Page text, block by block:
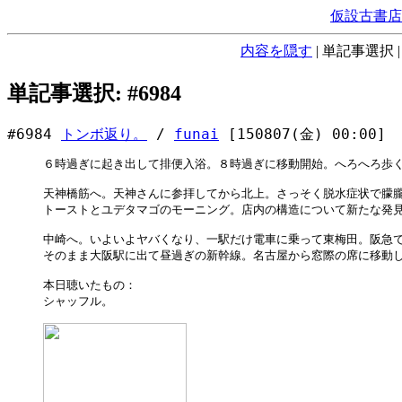
仮設古書店
内容を隠す | 単記事選択
単記事選択: #6984
#6984 トンボ返り。 / funai [150807(金) 00:00]
６時過ぎに起き出して排便入浴。８時過ぎに移動開始。へろへろ歩
天神橋筋へ。天神さんに参拝してから北上。さっそく脱水症状で朦
トーストとユデタマゴのモーニング。店内の構造について新たな発
中崎へ。いよいよヤバくなり、一駅だけ電車に乗って東梅田。阪急
そのまま大阪駅に出て昼過ぎの新幹線。名古屋から窓際の席に移動
本日聴いたもの：
シャッフル。